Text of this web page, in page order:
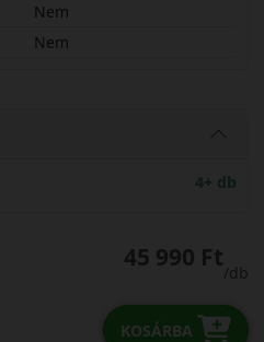
Nem
Nem
4+ db
45 990 Ft
/db
KOSÁRBA